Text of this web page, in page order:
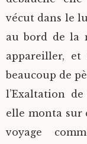
vécut dans le
au bord de la
appareiller,
beaucoup de
l’Exaltation
elle monta sur
voyage